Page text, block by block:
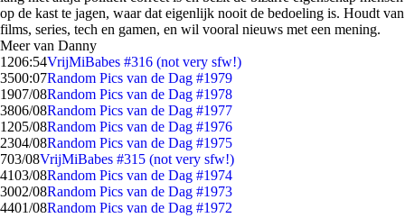
op de kast te jagen, waar dat eigenlijk nooit de bedoeling is. Houdt van
films, series, tech en gamen, en wil vooral nieuws met een mening.
Meer van Danny
1206:54VrijMiBabes #316 (not very sfw!)
3500:07Random Pics van de Dag #1979
1907/08Random Pics van de Dag #1978
3806/08Random Pics van de Dag #1977
1205/08Random Pics van de Dag #1976
2304/08Random Pics van de Dag #1975
703/08VrijMiBabes #315 (not very sfw!)
4103/08Random Pics van de Dag #1974
3002/08Random Pics van de Dag #1973
4401/08Random Pics van de Dag #1972